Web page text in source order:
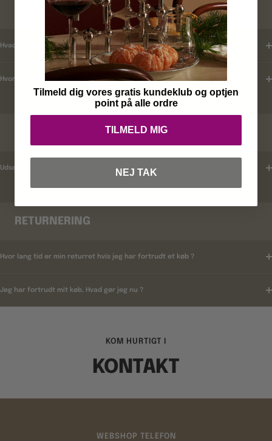
KUNDEKLUB
Hvad er mine fordele ?
Hvordan tilmelder jeg mig ?
Udsender i rabatkoder ?
RETURNERING
Hvor lang tid er min returret hvis jeg har fortrudt et køb ?
Jeg har fortrudt mit køb, Hvad gør jeg nu ?
KOM HURTIGT I
KONTAKT
WEBSHOP TELEFON
Tilmeld dig vores gratis kundeklub og optjen
point på alle ordre
TILMELD MIG
NEJ TAK